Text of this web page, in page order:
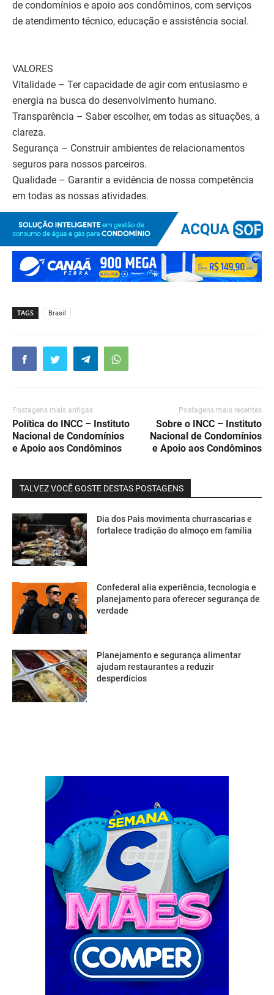
de condomínios e apoio aos condôminos, com serviços
de atendimento técnico, educação e assistência social.
VALORES
Vitalidade – Ter capacidade de agir com entusiasmo e
energia na busca do desenvolvimento humano.
Transparência – Saber escolher, em todas as situações, a
clareza.
Segurança – Construir ambientes de relacionamentos
seguros para nossos parceiros.
Qualidade – Garantir a evidência de nossa competência
em todas as nossas atividades.
TAGS Brasil
Postagens mais antigas
Política do INCC – Instituto
Nacional de Condomínios
e Apoio aos Condôminos
Postagens mais recentes
Sobre o INCC – Instituto
Nacional de Condomínios
e Apoio aos Condôminos
TALVEZ VOCÊ GOSTE DESTAS POSTAGENS
Dia dos Pais movimenta churrascarias e
fortalece tradição do almoço em família
Confederal alia experiência, tecnologia e
planejamento para oferecer segurança de
verdade
Planejamento e segurança alimentar
ajudam restaurantes a reduzir
desperdícios